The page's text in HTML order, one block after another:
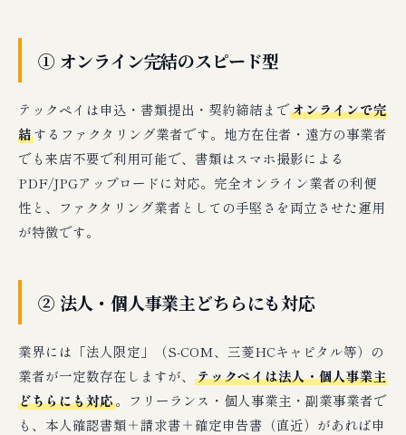
① オンライン完結のスピード型
テックペイは申込・書類提出・契約締結までオンラインで完
結するファクタリング業者です。地方在住者・遠方の事業者
でも来店不要で利用可能で、書類はスマホ撮影による
PDF/JPGアップロードに対応。完全オンライン業者の利便
性と、ファクタリング業者としての手堅さを両立させた運用
が特徴です。
② 法人・個人事業主どちらにも対応
業界には「法人限定」（S-COM、三菱HCキャピタル等）の
業者が一定数存在しますが、 テックペイは法人・個人事業主
どちらにも対応。フリーランス・個人事業主・副業事業者で
も、本人確認書類＋請求書＋確定申告書（直近）があれば申